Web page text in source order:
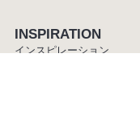
INSPIRATION
インスピレーション